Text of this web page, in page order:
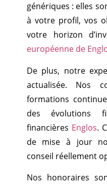
génériques : elles
à votre profil, vos
votre horizon
européenne de
De plus, notre
actualisée. Nos
formations
des évolutions
financières Englos.
de mise à jour
conseil réellement
Nos honoraires